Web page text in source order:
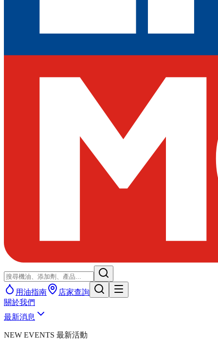
用油指南
店家查詢
關於我們
最新消息
NEW EVENTS 最新活動